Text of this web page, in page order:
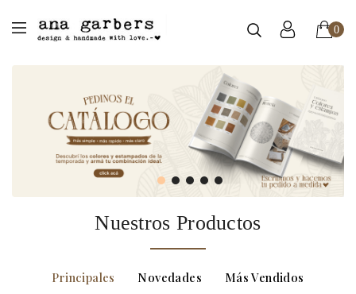
0
Nuestros Productos
Principales Novedades Más Vendidos